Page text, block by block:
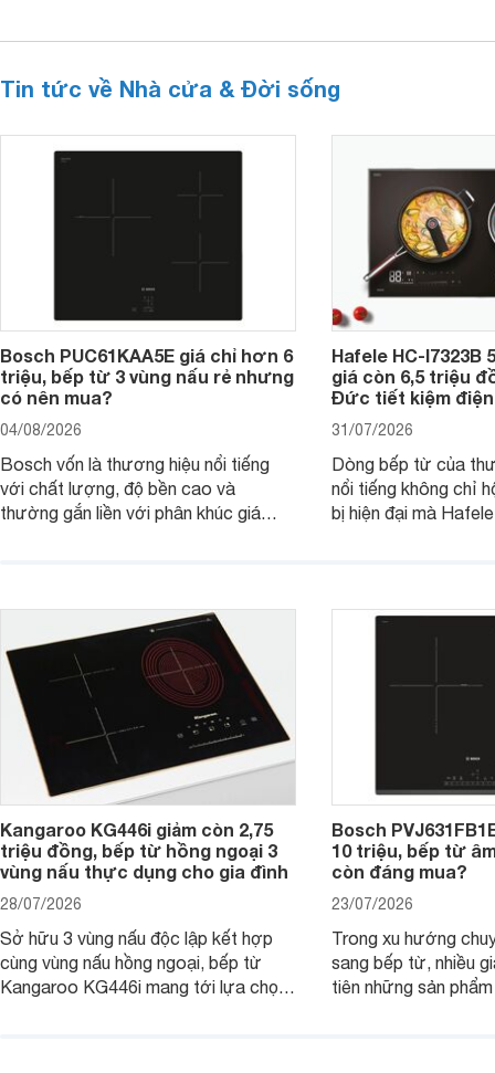
Tin tức về Nhà cửa & Đời sống
Bosch PUC61KAA5E giá chỉ hơn 6
triệu, bếp từ 3 vùng nấu rẻ nhưng
có nên mua?
04/08/2026
Bosch vốn là thương hiệu nổi tiếng
với chất lượng, độ bền cao và
thường gắn liền với phân khúc giá
đơn vị phân phối với mức giá khá dễ
tiếp cận, thu hút sự quan tâm của
nhiều người tiêu dùng.
Hafele HC-I7323B
giá còn 6,5 triệu
Đức tiết kiệm
31/07/2026
Dòng bếp từ của
nổi tiếng không chỉ
bị hiện đại mà
gia đình.
Kangaroo KG446i giảm còn 2,75
triệu đồng, bếp từ hồng ngoại 3
vùng nấu thực dụng cho gia đình
28/07/2026
Sở hữu 3 vùng nấu độc lập kết hợp
cùng vùng nấu hồng ngoại, bếp từ
Kangaroo KG446i mang tới lựa chọn
Bosch
10 triệu, bếp từ
còn đáng mua?
23/07/2026
Trong xu hướng
sang bếp từ, nhiều
tiên những sản